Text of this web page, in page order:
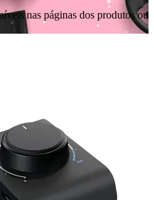
nas páginas dos produtos ou